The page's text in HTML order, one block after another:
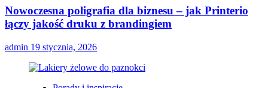
Nowoczesna poligrafia dla biznesu – jak Printerio
łączy jakość druku z brandingiem
admin 19 stycznia, 2026